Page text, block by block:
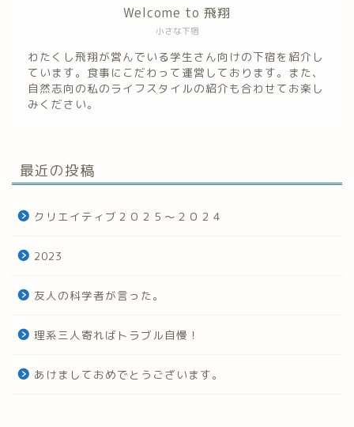
小さな下宿
Welcome to 飛翔
わたくし飛翔が営んでいる学生さん向けの下宿を紹介し
ています。食事にこだわって運営しております。また、
自然志向の私のライフスタイルの紹介も合わせてお楽し
みください。
最近の投稿
クリエイティブ２０２５～２０２４
2023
友人の科学者が言った。
理系三人寄ればトラブル自慢！
あけましておめでとうございます。